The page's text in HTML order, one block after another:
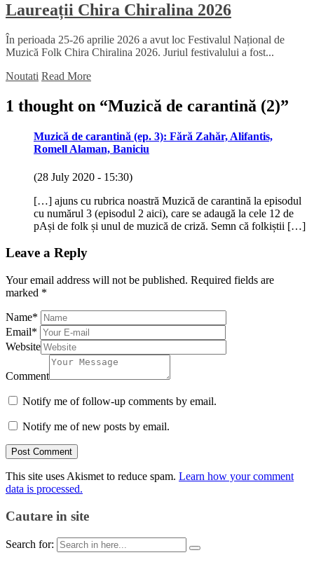
Laureații Chira Chiralina 2026
În perioada 25-26 aprilie 2026 a avut loc Festivalul Național de
Muzică Folk Chira Chiralina 2026. Juriul festivalului a fost...
Noutati Read More
1 thought on “Muzică de carantină (2)”
Muzică de carantină (ep. 3): Fără Zahăr, Alifantis,
Romell Alaman, Baniciu
(28 July 2020 - 15:30)
[…] ajuns cu rubrica noastră Muzică de carantină la episodul
cu numărul 3 (episodul 2 aici), care se adaugă la cele 12 de
pAși de folk și unul de muzică de criză. Semn că folkiștii […]
Leave a Reply
Your email address will not be published. Required fields are
marked *
Name*
Email*
Website
Comment
Notify me of follow-up comments by email.
Notify me of new posts by email.
This site uses Akismet to reduce spam. Learn how your comment
data is processed.
Cautare in site
Search for: